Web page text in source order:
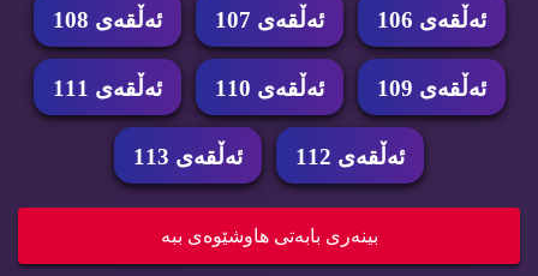
ئه‌ڵقه‌ی 106 ئه‌ڵقه‌ی 107 ئه‌ڵقه‌ی 108
ئه‌ڵقه‌ی 109 ئه‌ڵقه‌ی 110 ئه‌ڵقه‌ی 111
ئه‌ڵقه‌ی 112 ئه‌ڵقه‌ی 113
بینه‌ری بابه‌تی هاوشێوه‌ی ببه‌
زنجیره‌ درامای ئه‌فسانه‌ی جومونگ ئه‌ڵقه‌ی jumon...